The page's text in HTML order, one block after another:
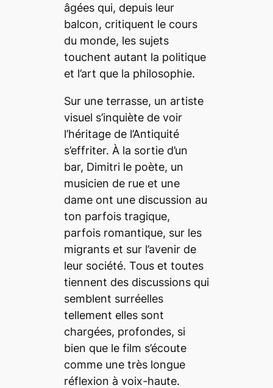
âgées qui, depuis leur
balcon, critiquent le cours
du monde, les sujets
touchent autant la politique
et l’art que la philosophie.
Sur une terrasse, un artiste
visuel s’inquiète de voir
l’héritage de l’Antiquité
s’effriter. À la sortie d’un
bar, Dimitri le poète, un
musicien de rue et une
dame ont une discussion au
ton parfois tragique,
parfois romantique, sur les
migrants et sur l’avenir de
leur société. Tous et toutes
tiennent des discussions qui
semblent surréelles
tellement elles sont
chargées, profondes, si
bien que le film s’écoute
comme une très longue
réflexion à voix-haute.